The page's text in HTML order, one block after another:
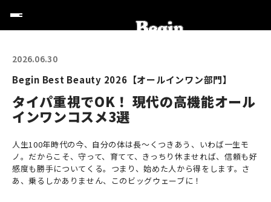
2026.06.30
Begin Best Beauty 2026【オールインワン部門】
タイパ重視でOK！ 現代の高機能オール
インワンコスメ3選
人生100年時代の今、自分の体は長〜くつきあう、いわば一生モ
ノ。だからこそ、守って、育てて、きっちり休ませれば、信頼も好
感度も勝手についてくる。つまり、始めた人から得をします。さ
あ、乗るしかありません、このビッグウェーブに！